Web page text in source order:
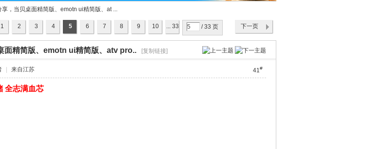
享，当贝桌面精简版、emotn ui精简版、at ...
1 2 3 4 5 6 7 8 9 10 ... 33 / 33 页 下一页
面精简版、emotn ui精简版、atv pro.. [复制链接]
41#
来自江苏
全志满血芯